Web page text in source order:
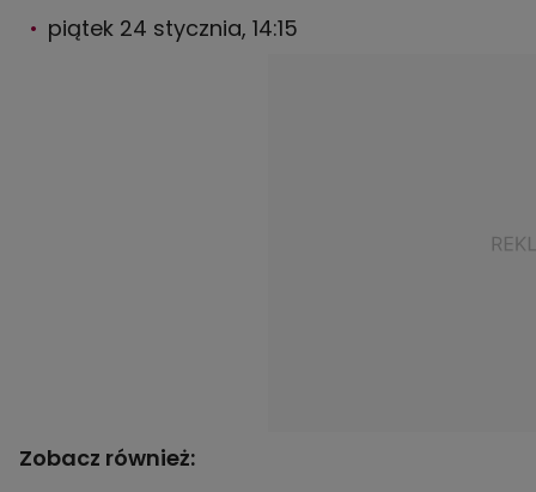
piątek 24 stycznia, 14:15
Zobacz również: